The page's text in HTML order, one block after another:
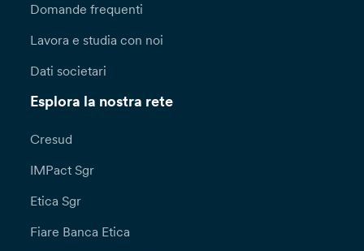
Domande frequenti
Lavora e studia con noi
Dati societari
Esplora la nostra rete
Cresud
IMPact Sgr
Etica Sgr
Fiare Banca Etica